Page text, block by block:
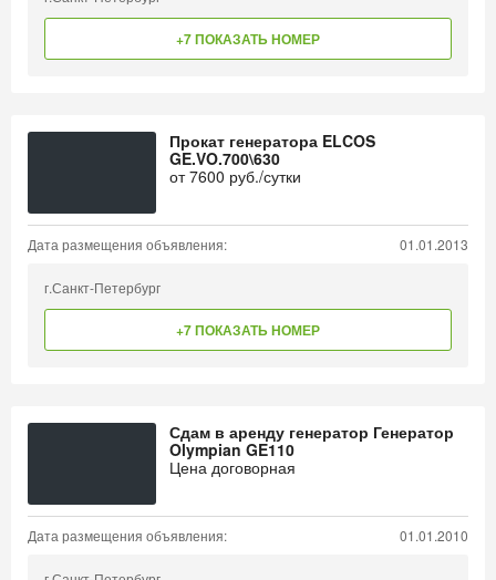
+7 ПОКАЗАТЬ НОМЕР
Прокат генератора ELCOS
GE.VO.700\630
от7600 руб./сутки
Дата размещения объявления: 01.01.2013
г.Санкт-Петербург
+7 ПОКАЗАТЬ НОМЕР
Сдам в аренду генератор Генератор
Olympian GE110
Цена договорная
Дата размещения объявления: 01.01.2010